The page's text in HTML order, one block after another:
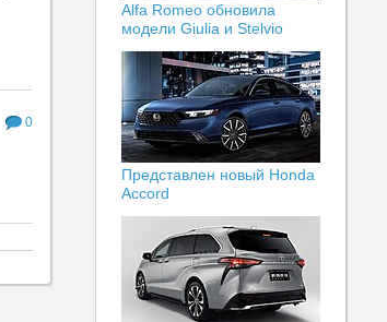
Alfa Romeo обновила
модели Giulia и Stelvio
Представлен новый Honda
Accord
0